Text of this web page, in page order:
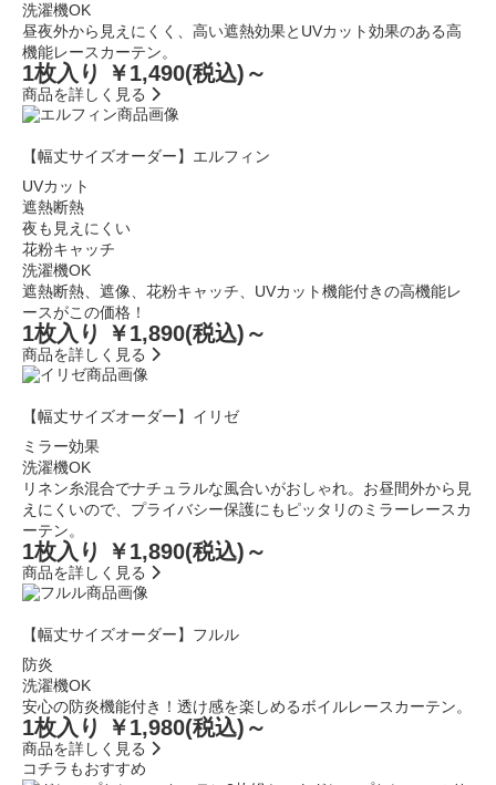
洗濯機OK
昼夜外から見えにくく、高い遮熱効果とUVカット効果のある高
機能レースカーテン。
1枚入り ￥1,490(税込)～
商品を詳しく見る
【幅丈サイズオーダー】エルフィン
UVカット
遮熱断熱
夜も見えにくい
花粉キャッチ
洗濯機OK
遮熱断熱、遮像、花粉キャッチ、UVカット機能付きの高機能レ
ースがこの価格！
1枚入り ￥1,890(税込)～
商品を詳しく見る
【幅丈サイズオーダー】イリゼ
ミラー効果
洗濯機OK
リネン糸混合でナチュラルな風合いがおしゃれ。お昼間外から見
えにくいので、プライバシー保護にもピッタリのミラーレースカ
ーテン。
1枚入り ￥1,890(税込)～
商品を詳しく見る
【幅丈サイズオーダー】フルル
防炎
洗濯機OK
安心の防炎機能付き！透け感を楽しめるボイルレースカーテン。
1枚入り ￥1,980(税込)～
商品を詳しく見る
コチラもおすすめ